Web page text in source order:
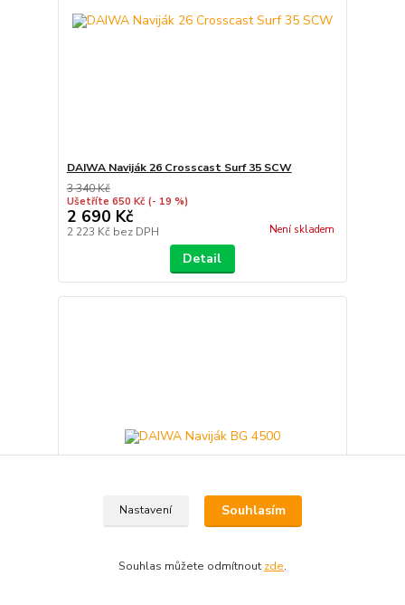
DAIWA Naviják 26 Crosscast Surf 35 SCW
3 340 Kč
Ušetříte 650 Kč (- 19 %)
2 690 Kč
2 223 Kč bez DPH Není skladem
Detail
Nastavení Souhlasím
Souhlas můžete odmítnout zde.